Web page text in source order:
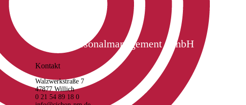
Cichon Personalmanagement GmbH
Kontakt
Walzwerkstraße 7
47877 Willich
0 21 54 89 18 0